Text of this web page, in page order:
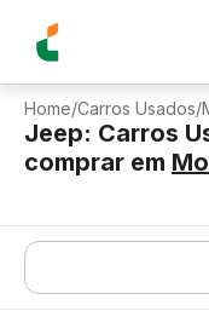
Home/Carros Usados/
Jeep: Carros
comprar em